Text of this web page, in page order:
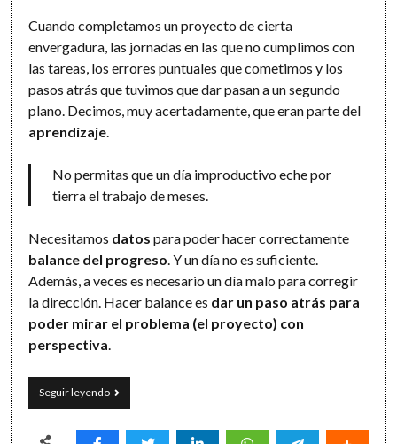
Cuando completamos un proyecto de cierta
envergadura, las jornadas en las que no cumplimos con
las tareas, los errores puntuales que cometimos y los
pasos atrás que tuvimos que dar pasan a un segundo
plano. Decimos, muy acertadamente, que eran parte del
aprendizaje.
No permitas que un día improductivo eche por
tierra el trabajo de meses.
Necesitamos datos para poder hacer correctamente
balance del progreso. Y un día no es suficiente.
Además, a veces es necesario un día malo para corregir
la dirección. Hacer balance es dar un paso atrás para
poder mirar el problema (el proyecto) con
perspectiva.
Seguir leyendoDos
pasos